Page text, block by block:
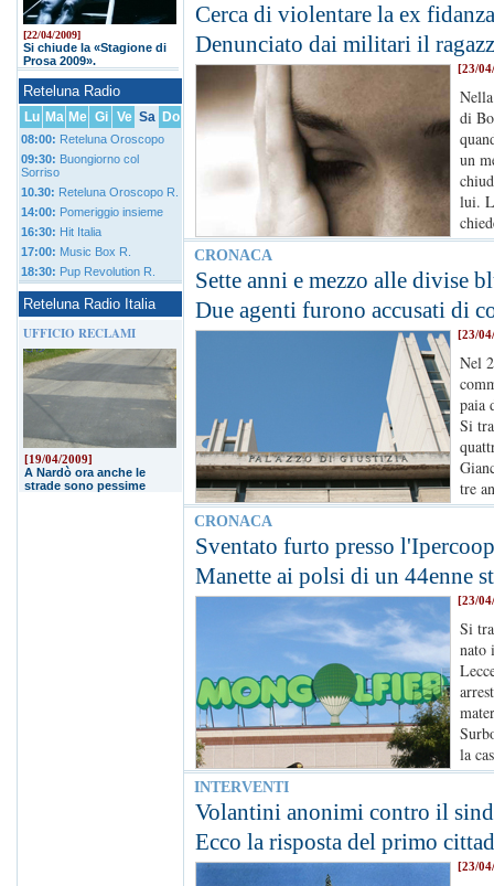
[22/04/2009]
Si chiude la «Stagione di
Prosa 2009».
Reteluna Radio
Lu Ma Me Gi Ve Sa Do
08:00: Reteluna Oroscopo
09:30: Buongiorno col
Sorriso
10.30: Reteluna Oroscopo R.
14:00: Pomeriggio insieme
16:30: Hit Italia
17:00: Music Box R.
18:30: Pup Revolution R.
Reteluna Radio Italia
UFFICIO RECLAMI
[19/04/2009]
A Nardò ora anche le
strade sono pessime
Cerca di violentare la ex
Denunciato dai militari il
[23/
di
un
lui.
CRONACA
Sette anni e mezzo alle divise
Due agenti furono accusati di
[23/
Nel
paia
Si
tre
CRONACA
Sventato furto presso
Manette ai polsi di un 44enne
[23/
Si
nato
la
INTERVENTI
Volantini anonimi contro il
Ecco la risposta del primo
[23/